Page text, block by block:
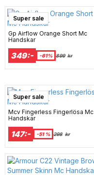
Super sale
Gp Airflow Orange Short Mc
Handskar
349:- -61% 899 kr
Super sale
Mcv Fingerless Fingerlösa Mc
Handskar
147:- -51 % 298 kr